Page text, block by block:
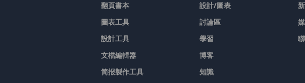
翻頁書本
圖表工具
設計工具
文檔編輯器
简报製作工具
設計/圖表
討論區
學習
博客
知識